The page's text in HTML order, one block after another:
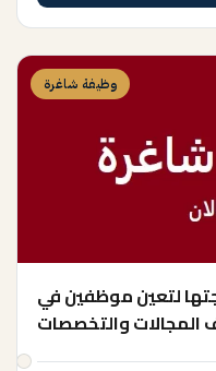
وظيفة شاغرة
لتعين موظفين في
المجالات والتخصصات